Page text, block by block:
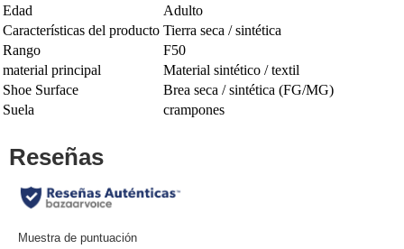
Edad
Adulto
Características del producto Tierra seca / sintética
Rango
F50
material principal
Material sintético / textil
Shoe Surface
Brea seca / sintética (FG/MG)
Suela
crampones